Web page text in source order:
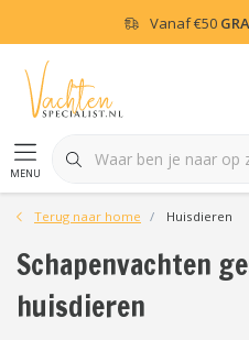
Vanaf€50
menu
Terug naar home Huisdieren
Schapenvachten
huisdieren